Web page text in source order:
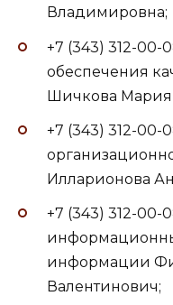
Владимировна;
+7 (343) 312-00-
обеспечения
Шичкова Мария
+7 (343) 312-
Илларионова
+7 (343) 312-00-
информации
Валентинович;